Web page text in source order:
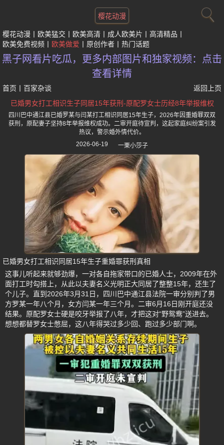
樱花动漫
樱花动漫 欧美猛交 欧美高清 成人欧美片
高清精品
欧美免费视频
欧美做爱 原创作者 热门话题
黑子网看片吃瓜，更多内部图片和独家视频：点击
查看详情
首页 百家杂谈
返回上页
已婚男女打工相识生子同居15年获刑-原配罗女士历经8年举报维权
四川巴中通江县已婚罗某与闫某打工相识同居15年生子，2026年因重婚罪双双
获刑，原配妻子坚持8年举报维权成功。二审开庭待宣判，这起家庭纠纷案引发
热议，警示婚外情代价。
2026-06-19
一栗小莎子
已婚男女打工相识同居15年生子重婚罪获刑真相
这事儿听起来就够劲爆，一对各自拖家带口的已婚人士，2009年在外
面打工时勾搭上，从此以夫妻名义光明正大同居了整整15年，还生了
个儿子。直到2026年3月31日，四川巴中通江县法院一审分别判了男
方罗某一年八个月，女方闫某一年三个月。二审6月16日刚开庭还没
结果。原配罗女士硬是咬牙举报了八年，才把这对“野鸳鸯”送进去。
想想都替罗女士憋屈，这八年得哭过多少回、跑过多少部门啊。